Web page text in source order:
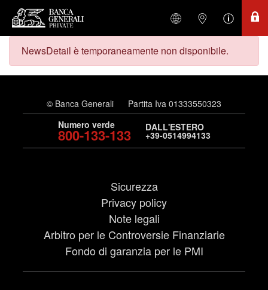
NewsDetail è temporaneamente non disponibile.
© Banca Generali
Partita Iva 01333550323
Numero verde
800-133-133 DALL'ESTERO
+39-0514994133
Sicurezza
Privacy policy
Note legali
Arbitro per le Controversie Finanziarie
Fondo di garanzia per le PMI